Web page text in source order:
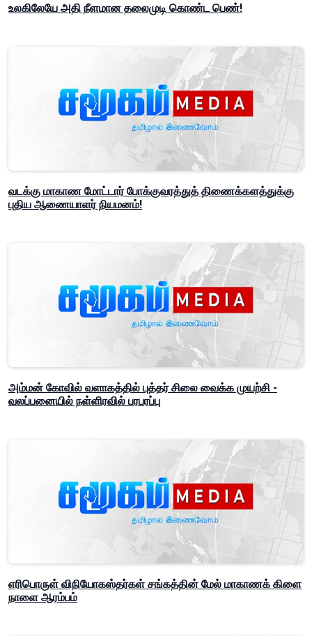
உலகிலேயே அதி நீளமான தலைமுடி கொண்ட பெண்!
வடக்கு மாகாண மோட்டார் போக்குவரத்துத் திணைக்களத்துக்கு
புதிய ஆணையாளர் நியமனம்!
அம்மன் கோவில் வளாகத்தில் புத்தர் சிலை வைக்க முயற்சி -
வலப்பனையில் நள்ளிரவில் பரபரப்பு
எரிபொருள் விநியோகஸ்தர்கள் சங்கத்தின் மேல் மாகாணக் கிளை
நாளை ஆரம்பம்